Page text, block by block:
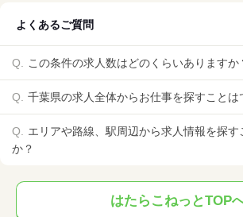
よくあるご質問
この条件の求人数はどのくらいありますか
千葉県の求人全体からお仕事を探すことは
エリアや路線、駅周辺から求人情報を探す
か？
はたらこねっとTOP